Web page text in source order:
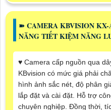
➽ CAMERA KBVISION
NĂNG TIẾT KIỆM NĂNG
♥️ Camera cấp nguồn qua
KBvision có mức giá phải
hình ảnh sắc nét, độ phân
lắp đặt và cài đặt. Hỗ trợ
chuyên nghiệp. Đồng thời,